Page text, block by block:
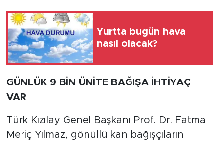
Yurtta bugün hava
nasıl olacak?
GÜNLÜK 9 BİN ÜNİTE BAĞIŞA İHTİYAÇ
VAR
Türk Kızılay Genel Başkanı Prof. Dr. Fatma
Meriç Yılmaz, gönüllü kan bağışçıların